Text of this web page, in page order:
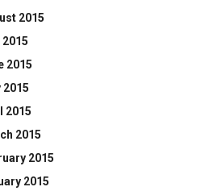
2015
2015
2015
2015
2015
2015
2015